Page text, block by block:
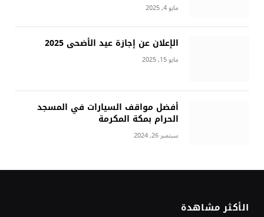
مايو 4, 2025
الإعلان عن إجازة عيد الأضحى 2025
مايو 15, 2025
أفضل مواقف السيارات في المسجد
الحرام بمكة المكرمة
سبتمبر 26, 2024
الأكثر مشاهدة